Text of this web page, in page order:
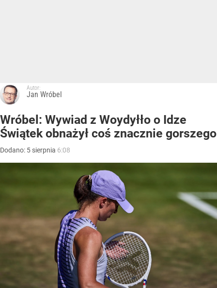
Autor:
Jan Wróbel
Wróbel: Wywiad z Woydyłło o Idze
Świątek obnażył coś znacznie gorszego
Dodano: 5 sierpnia 6:08